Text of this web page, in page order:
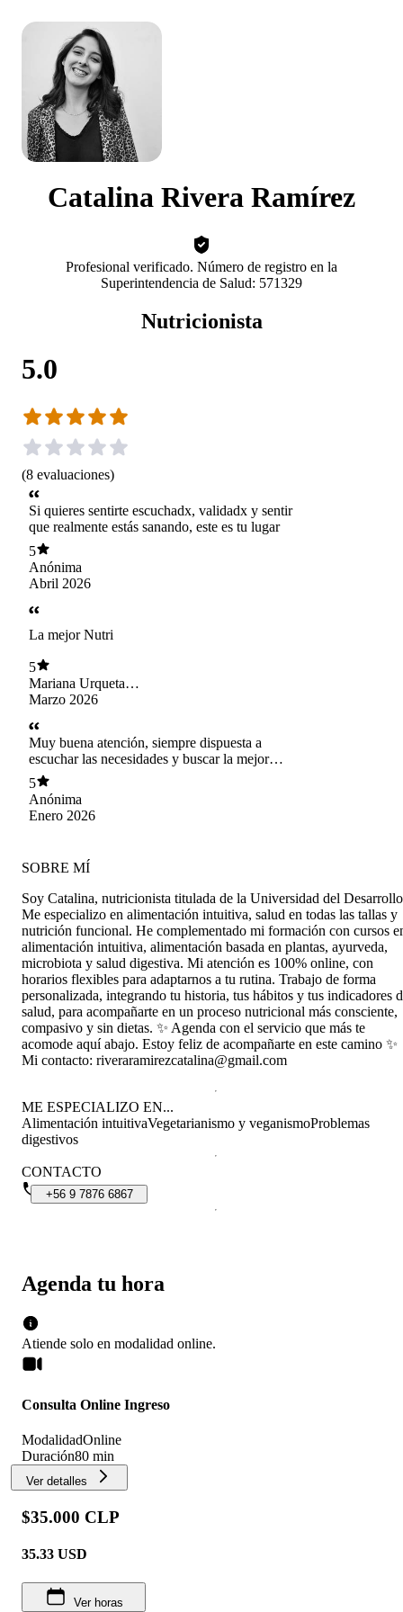
Catalina Rivera Ramírez
Profesional verificado. Número de registro en la
Superintendencia de Salud: 571329
Nutricionista
5.0
(8 evaluaciones)
Si quieres sentirte escuchadx, validadx y sentir
que realmente estás sanando, este es tu lugar
5
Anónima
Abril 2026
La mejor Nutri
5
Mariana Urqueta
Cabezas
Marzo 2026
Muy buena atención, siempre dispuesta a
escuchar las necesidades y buscar la mejor
solución. muy empatica y buena disposición !
5
Anónima
Enero 2026
Agenda tu hora
Atiende solo en modalidad online.
Consulta Online Ingreso
ModalidadOnline
Duración80 min
Ver detalles
$35.000 CLP
35.33 USD
Ver horas
SOBRE MÍ
Soy Catalina, nutricionista titulada de la Universidad del
Me especializo en alimentación intuitiva, salud en todas las tallas y
nutrición funcional. He complementado mi formación con cursos
alimentación intuitiva, alimentación basada en plantas, ayurveda,
microbiota y salud digestiva. Mi atención es 100% online, con
horarios flexibles para adaptarnos a tu rutina. Trabajo de forma
personalizada, integrando tu historia, tus hábitos y tus indicadores
salud, para acompañarte en un proceso nutricional más consciente,
compasivo y sin dietas. ✨ Agenda con el servicio que más te
acomode aquí abajo. Estoy feliz de acompañarte en este camino ✨
Mi contacto: riveraramirezcatalina@gmail.com
ME ESPECIALIZO EN...
Alimentación intuitivaVegetarianismo y veganismoProblemas
digestivos
CONTACTO
+56 9 7876 6867